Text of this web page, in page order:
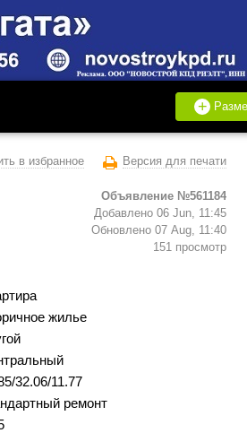
+
в избранное Версия для печати
Объявление №561184
Добавлено 06 Jun, 11:45
Обновлено 07 Aug, 11:40
151 просмотр
жилье
32.06/11.77
ремонт